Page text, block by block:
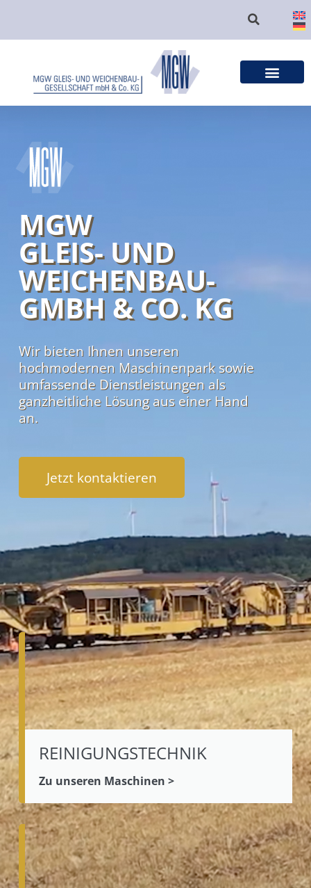
MGW
GLEIS- UND
WEICHENBAU-
GMBH & CO. KG
Wir bieten Ihnen unseren
hochmodernen Maschinenpark sowie
umfassende Dienstleistungen als
ganzheitliche Lösung aus einer Hand
an.
Jetzt kontaktieren
REINIGUNGSTECHNIK
Zu unseren Maschinen >